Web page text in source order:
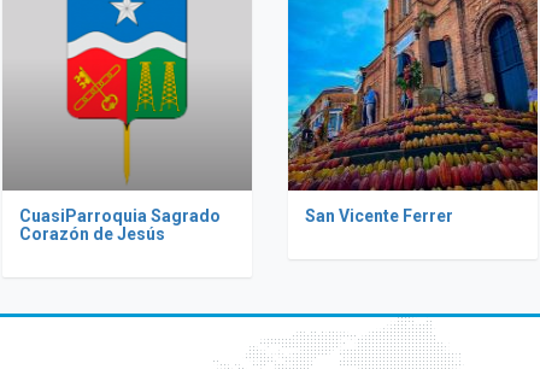
CuasiParroquia Sagrado
Corazón de Jesús
San Vicente Ferrer